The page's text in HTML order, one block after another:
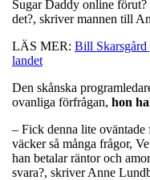
Sugar Daddy online
det?, skriver mannen till
LÄS MER: Bill Skarsgård
landet
Den skånska
ovanliga förfrågan, hon
– Fick denna lite
väcker så många frågor,
han betalar räntor och
svara?, skriver Anne